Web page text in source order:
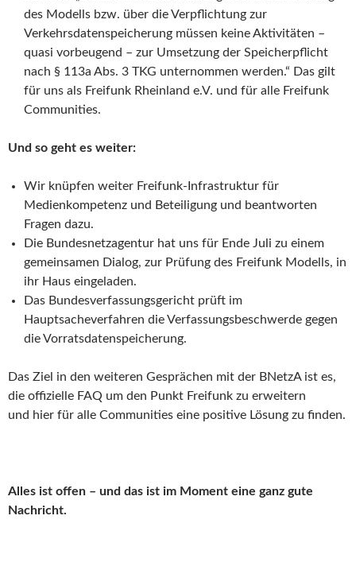
des Modells bzw. über die Verpflichtung zur
Verkehrsdatenspeicherung müssen keine Aktivitäten –
quasi vorbeugend – zur Umsetzung der Speicherpflicht
nach § 113a Abs. 3 TKG unternommen werden.“ Das gilt
für uns als Freifunk Rheinland e.V. und für alle Freifunk
Communities.
Und so geht es weiter:
Wir knüpfen weiter Freifunk-Infrastruktur für
Medienkompetenz und Beteiligung und beantworten
Fragen dazu.
Die Bundesnetzagentur hat uns für Ende Juli zu einem
gemeinsamen Dialog, zur Prüfung des Freifunk Modells, in
ihr Haus eingeladen.
Das Bundesverfassungsgericht prüft im
Hauptsacheverfahren die Verfassungsbeschwerde gegen
die Vorratsdatenspeicherung.
Das Ziel in den weiteren Gesprächen mit der BNetzA ist es,
die offizielle FAQ um den Punkt Freifunk zu erweitern
und hier für alle Communities eine positive Lösung zu finden.
Alles ist offen – und das ist im Moment eine ganz gute
Nachricht.